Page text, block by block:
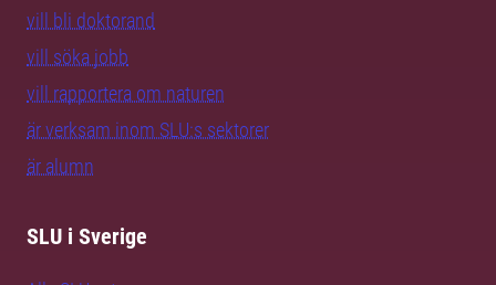
vill bli doktorand
vill söka jobb
vill rapportera om naturen
är verksam inom SLU:s sektorer
är alumn
SLU i Sverige